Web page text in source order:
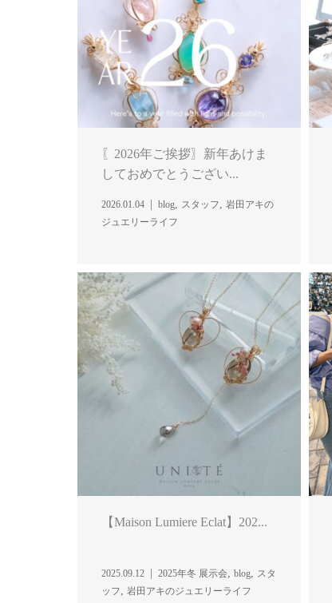
〖2026年ご挨拶〗新年あけま
しておめでとうござい...
2026.01.04 blog,スタッフ,岩田アキの
ジュエリーライフ
【Maison Lumiere Eclat】202...
2025年冬 展示会 blog